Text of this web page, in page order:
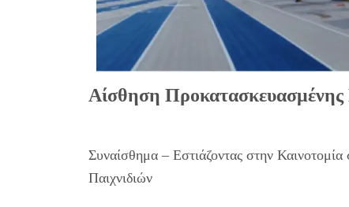
Αίσθηση
Συναίσθημα – Εστιάζοντας στην
Παιχνιδιών